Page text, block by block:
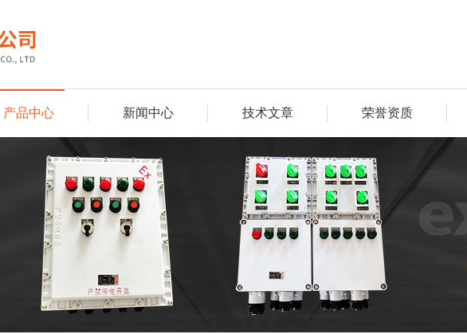
产品中心 新闻中心 技术文章 荣誉资质